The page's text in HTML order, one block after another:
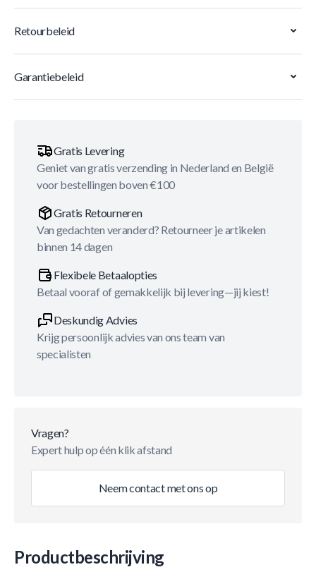
Retourbeleid
Garantiebeleid
Gratis Levering
Geniet van gratis verzending in Nederland en België
voor bestellingen boven €100
Gratis Retourneren
Van gedachten veranderd? Retourneer je artikelen
binnen 14 dagen
Flexibele Betaalopties
Betaal vooraf of gemakkelijk bij levering—jij kiest!
Deskundig Advies
Krijg persoonlijk advies van ons team van
specialisten
Vragen?
Expert hulp op één klik afstand
Neem contact met ons op
Productbeschrijving